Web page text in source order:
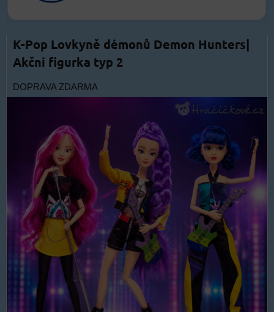
K-Pop Lovkyně démonů Demon Hunters|
Akční figurka typ 2
DOPRAVA ZDARMA